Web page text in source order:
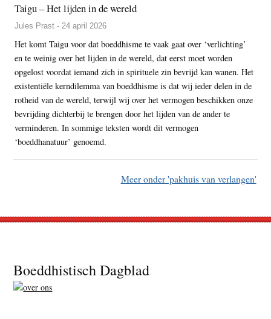
Taigu – Het lijden in de wereld
Jules Prast - 24 april 2026
Het komt Taigu voor dat boeddhisme te vaak gaat over ‘verlichting’
en te weinig over het lijden in de wereld, dat eerst moet worden
opgelost voordat iemand zich in spirituele zin bevrijd kan wanen. Het
existentiële kerndilemma van boeddhisme is dat wij ieder delen in de
rotheid van de wereld, terwijl wij over het vermogen beschikken onze
bevrijding dichterbij te brengen door het lijden van de ander te
verminderen. In sommige teksten wordt dit vermogen
‘boeddhanatuur’ genoemd.
Meer onder 'pakhuis van verlangen'
Footer
Boeddhistisch Dagblad